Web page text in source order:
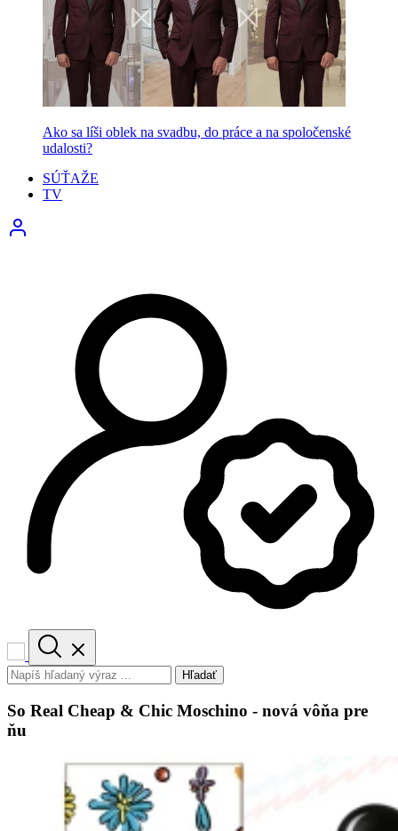
Ako sa líši oblek na svadbu, do práce a na spoločenské
udalosti?
SÚŤAŽE
TV
Hľadať
So Real Cheap & Chic Moschino - nová vôňa pre
ňu